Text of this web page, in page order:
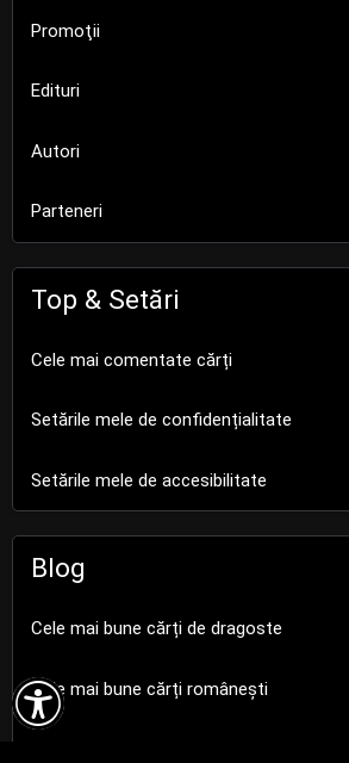

Promoţii
Edituri
Autori
Parteneri
Top & Setări
Cele mai comentate cărți
Setările mele de confidențialitate
Setările mele de accesibilitate
Blog
Cele mai bune cărți de dragoste
Cele mai bune cărți românești